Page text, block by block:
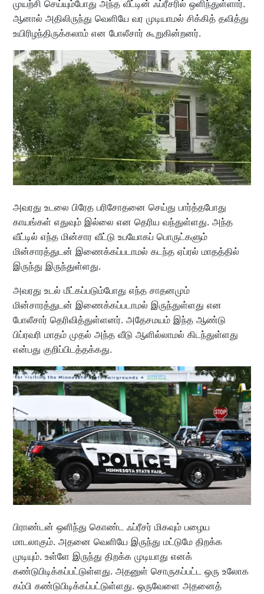
முயற்சி செய்யும்போது அந்த வீட்டின் ஃப்ரீசரில் ஒளிந்துள்ளார்.
ஆனால் அதிலிருந்து வெளியே வர முடியாமல் சிக்கித் தவித்து
உயிரிழந்திருக்கலாம் என போலீசார் கூறுகின்றனர்.
அவரது உடலை பிரேத பரிசோதனை செய்து பார்த்தபோது
காயங்கள் எதுவும் இல்லை என தெரிய வந்துள்ளது. அந்த
வீட்டில் எந்த மின்சார வீட்டு உபயோகப் பொருட்களும்
மின்சாரத்துடன் இணைக்கப்படாமல் கடந்த ஏப்ரல் மாதத்தில்
இருந்து இருந்துள்ளது.
அவரது உடல் மீட்கப்படும்போது எந்த சாதனமும்
மின்சாரத்துடன் இணைக்கப்படாமல் இருந்துள்ளது என
போலீசார் தெரிவித்துள்ளனர். அதேசமயம் இந்த ஆண்டு
பிப்ரவரி மாதம் முதல் அந்த வீடு ஆளில்லாமல் கிடந்துள்ளது
என்பது குறிப்பிடத்தக்கது.
பிராண்டன் ஒளிந்து கொண்ட ஃப்ரீசர் மிகவும் பழைய
மாடலாகும். அதனை வெளியே இருந்து மட்டுமே திறக்க
முடியும். உள்ளே இருந்து திறக்க முடியாது எனக்
கண்டுபிடிக்கப்பட்டுள்ளது. அதனுள் சொருகப்பட்ட ஒரு உலோக
கம்பி கண்டுபிடிக்கப்பட்டுள்ளது. ஒருவேளை அதனைத்